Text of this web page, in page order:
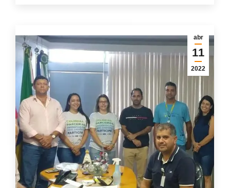
abr
11
2022